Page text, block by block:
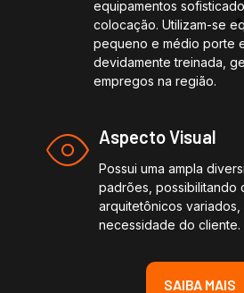
equipamentos
colocação. Utilizam-se
pequeno e médio porte
devidamente treinada,
empregos na região.
Aspecto Visual
Possui uma ampla
padrões, possibilitando
arquitetônicos
necessidade do cliente.
SAIBA MAIS